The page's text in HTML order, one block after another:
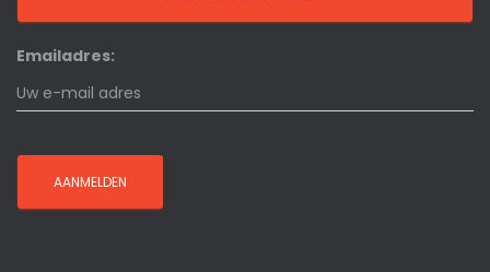
Emailadres: